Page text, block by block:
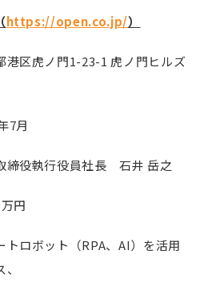
https://open.co.jp/）
港区虎ノ門1-23-1 虎ノ門ヒルズ
月
役執行役員社長 石井 岳之
円
ロボット（RPA、AI）を活用